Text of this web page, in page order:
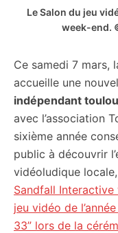
Le Salon du jeu
week-end.
Ce samedi 7 mars,
accueille une
indépendant
avec l’association
sixième année
public à découvrir
vidéoludique
Sandfall
jeu vidéo de
33” lors de la